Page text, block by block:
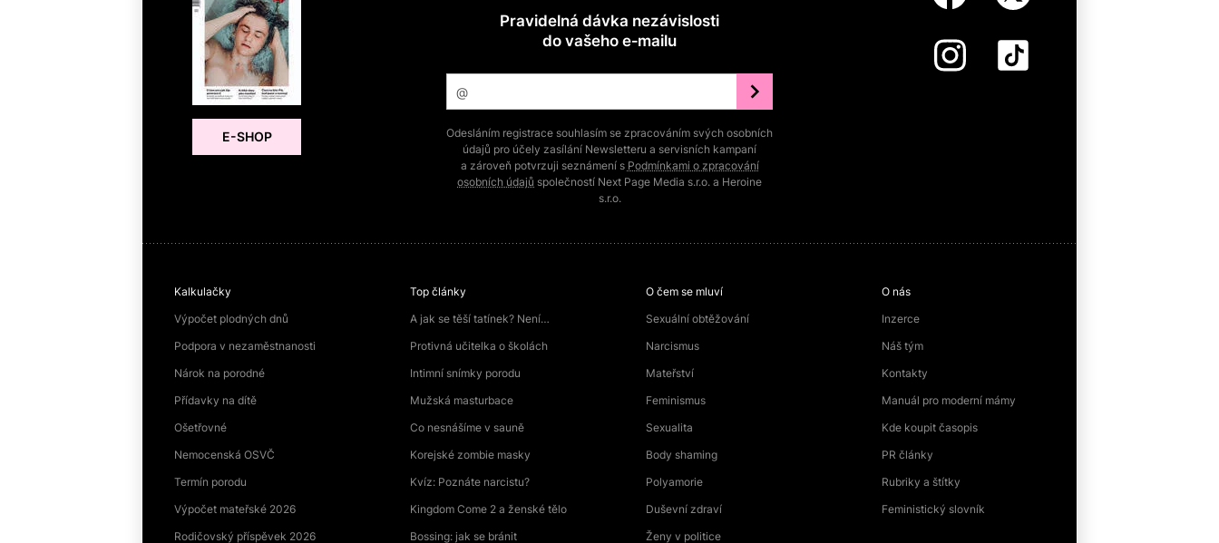
E-SHOP
Pravidelná dávka nezávislosti
do vašeho e‑mailu
Odesláním registrace souhlasím se zpracováním svých osobních
údajů pro účely zasílání Newsletteru a servisních kampaní
a zároveň potvrzuji seznámení s Podmínkami o zpracování
osobních údajů společností Next Page Media s.r.o. a Heroine
s.r.o.
Kalkulačky
Výpočet plodných dnů
Podpora v nezaměstnanosti
Nárok na porodné
Přídavky na dítě
Ošetřovné
Nemocenská OSVČ
Termín porodu
Výpočet mateřské 2026
Rodičovský příspěvek 2026
Top články
A jak se těší tatínek? Není…
Protivná učitelka o školách
Intimní snímky porodu
Mužská masturbace
Co nesnášíme v sauně
Korejské zombie masky
Kvíz: Poznáte narcistu?
Kingdom Come 2 a ženské tělo
Bossing: jak se bránit
O čem se mluví
Sexuální obtěžování
Narcismus
Mateřství
Feminismus
Sexualita
Body shaming
Polyamorie
Duševní zdraví
Ženy v politice
O nás
Inzerce
Náš tým
Kontakty
Manuál pro moderní mámy
Kde koupit časopis
PR články
Rubriky a štítky
Feministický slovník